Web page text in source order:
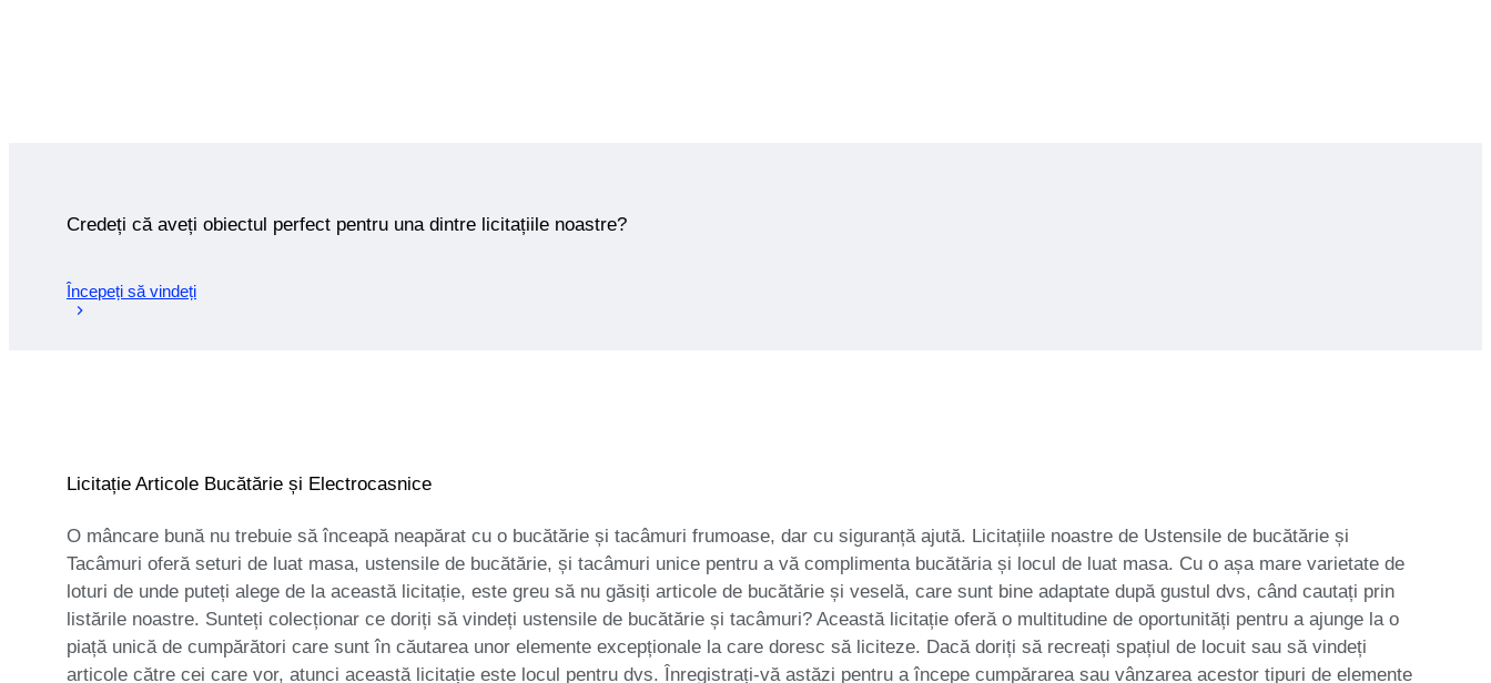
Credeți că aveți obiectul perfect pentru una dintre licitațiile noastre?
Începeți să vindeți
Licitație Articole Bucătărie și Electrocasnice
O mâncare bună nu trebuie să înceapă neapărat cu o bucătărie și tacâmuri frumoase, dar cu siguranță ajută. Licitațiile noastre de Ustensile de bucătărie și
Tacâmuri oferă seturi de luat masa, ustensile de bucătărie, și tacâmuri unice pentru a vă complimenta bucătăria și locul de luat masa. Cu o așa mare varietate de
loturi de unde puteți alege de la această licitație, este greu să nu găsiți articole de bucătărie și veselă, care sunt bine adaptate după gustul dvs, când cautați prin
listările noastre. Sunteți colecționar ce doriți să vindeți ustensile de bucătărie și tacâmuri? Această licitație oferă o multitudine de oportunități pentru a ajunge la o
piață unică de cumpărători care sunt în căutarea unor elemente excepționale la care doresc să liciteze. Dacă doriți să recreați spațiul de locuit sau să vindeți
articole către cei care vor, atunci această licitație este locul pentru dvs. Înregistrați-vă astăzi pentru a începe cumpărarea sau vânzarea acestor tipuri de elemente